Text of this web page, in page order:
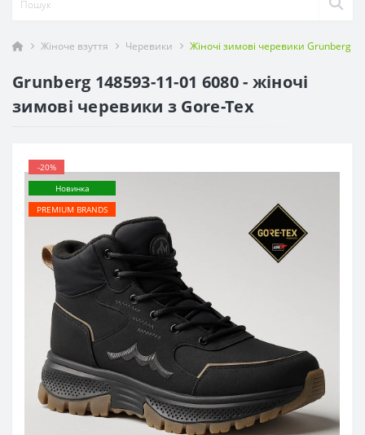
Жіноче взуття Черевики Жіночі зимові черевики Grunberg
Grunberg 148593-11-01 6080 - жіночі
зимові черевики з Gore-Tex
-20%
Новинка
PREMIUM BRANDS